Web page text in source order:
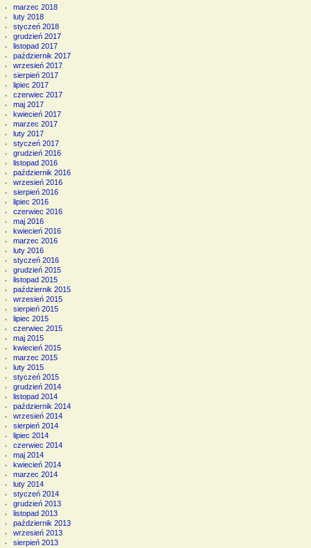
marzec 2018
luty 2018
styczeń 2018
grudzień 2017
listopad 2017
październik 2017
wrzesień 2017
sierpień 2017
lipiec 2017
czerwiec 2017
maj 2017
kwiecień 2017
marzec 2017
luty 2017
styczeń 2017
grudzień 2016
listopad 2016
październik 2016
wrzesień 2016
sierpień 2016
lipiec 2016
czerwiec 2016
maj 2016
kwiecień 2016
marzec 2016
luty 2016
styczeń 2016
grudzień 2015
listopad 2015
październik 2015
wrzesień 2015
sierpień 2015
lipiec 2015
czerwiec 2015
maj 2015
kwiecień 2015
marzec 2015
luty 2015
styczeń 2015
grudzień 2014
listopad 2014
październik 2014
wrzesień 2014
sierpień 2014
lipiec 2014
czerwiec 2014
maj 2014
kwiecień 2014
marzec 2014
luty 2014
styczeń 2014
grudzień 2013
listopad 2013
październik 2013
wrzesień 2013
sierpień 2013